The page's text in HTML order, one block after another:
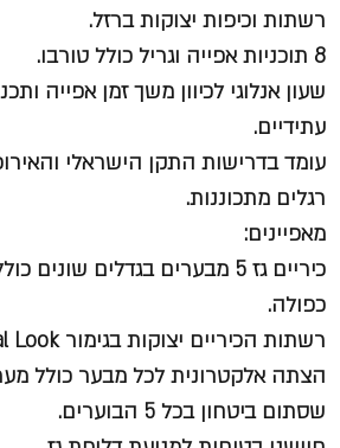
רשתות וכיפות יצוקות ברזל.
8 תוכניות אפייה וגריל כולל טורבו.
שעון אנלוגי לכיוון משך זמן אפייה
עתידיים.
עומד בדרישות התקן הישראלי
רגלים מתכוננות.
מאפיינים:
כיריים גז 5 מבערים בגדלים
כפולה.
רשתות הכיריים יצוקות בגימור Industrial Look.
הצתה אלקטרונית לכל מבער כולל
שסתום ביטחון בכל 5 הבוערים.